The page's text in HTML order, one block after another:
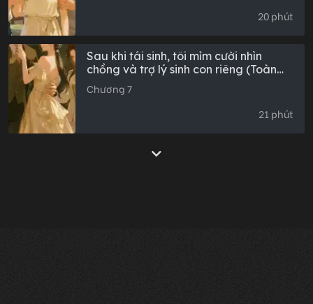
20 phút
Sau khi tái sinh, tôi mỉm cười nhìn
chồng và trợ lý sinh con riêng (Toàn
văn)
Chương 7
21 phút